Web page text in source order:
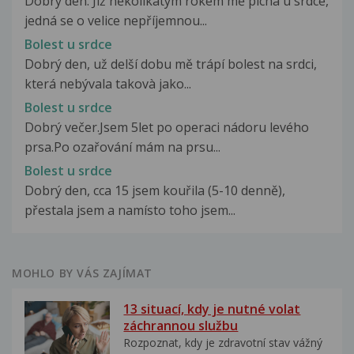
jedná se o velice nepříjemnou...
Bolest u srdce
Dobrý den, už delší dobu mě trápí bolest na srdci,
která nebývala takovà jako...
Bolest u srdce
Dobrý večer.Jsem 5let po operaci nádoru levého
prsa.Po ozařování mám na prsu...
Bolest u srdce
Dobrý den, cca 15 jsem kouřila (5-10 denně),
přestala jsem a namísto toho jsem...
MOHLO BY VÁS ZAJÍMAT
13 situací, kdy je nutné volat
záchrannou službu
Rozpoznat, kdy je zdravotní stav vážný